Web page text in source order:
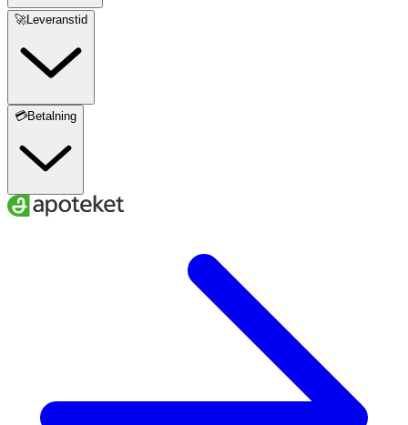
🚀Leveranstid
💳Betalning